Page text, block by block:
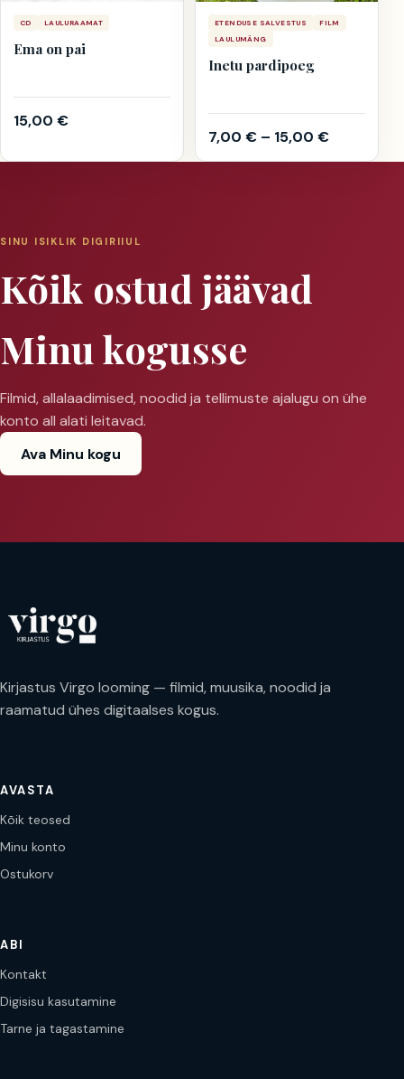
CD LAULURAAMAT
Ema on pai
15,00 €
ETENDUSE SALVESTUS
FILM
LAULUMÄNG
Inetu pardipoeg
7,00 € – 15,00 €
SINU ISIKLIK DIGIRIIUL
Kõik ostud jäävad
Minu kogusse
Filmid, allalaadimised, noodid ja tellimuste ajalugu on ühe
konto all alati leitavad.
Ava Minu kogu
Kirjastus Virgo looming — filmid, muusika, noodid ja
raamatud ühes digitaalses kogus.
AVASTA
Kõik teosed
Minu konto
Ostukorv
ABI
Kontakt
Digisisu kasutamine
Tarne ja tagastamine